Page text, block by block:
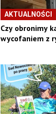
AKTUALNOŚCI
Czy obronimy
wycofaniem z